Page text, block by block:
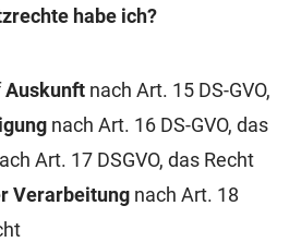
habe ich?
Auskunft nach Art. 15 DS-GVO,
nach Art. 16 DS-GVO, das
Art. 17 DSGVO, das Recht
Verarbeitung nach Art. 18